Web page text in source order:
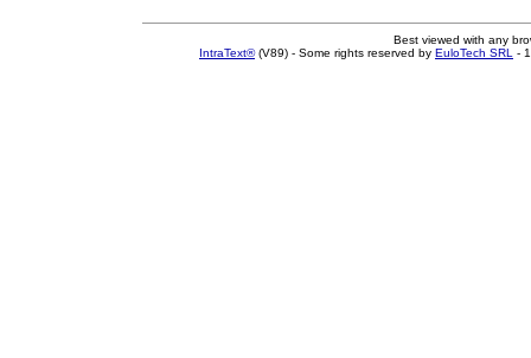
Best viewed with any
IntraText®(V89) - Some rights reserved by EuloTech SRL -